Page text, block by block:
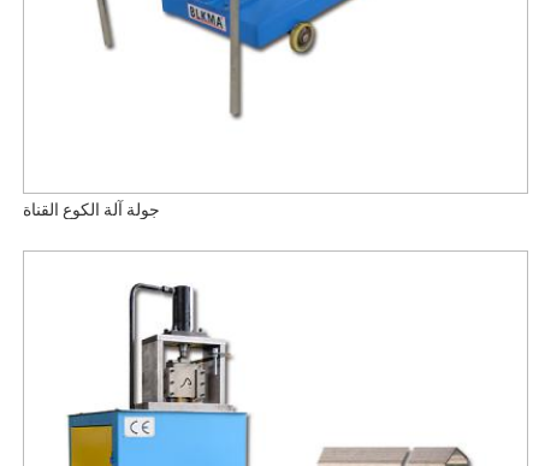
جولة آلة الكوع القناة